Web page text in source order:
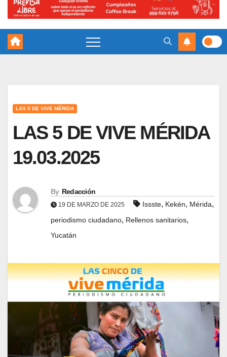
LAS 5 DE VIVE MÉRIDA
LAS 5 DE VIVE MÉRIDA
19.03.2025
By Redacción
19 DE MARZO DE 2025 Issste, Kekén, Mérida,
periodismo ciudadano, Rellenos sanitarios,
Yucatán